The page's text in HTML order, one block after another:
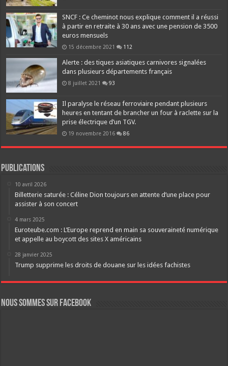
SNCF : Ce cheminot nous explique comment il a réussi
à partir en retraite à 30 ans avec une pension de 3500
euros mensuels
15 décembre 2021 112
Alerte : des tiques asiatiques carnivores signalées
dans plusieurs départements français
8 juillet 2021 93
Il paralyse le réseau ferroviaire pendant plusieurs
heures en tentant de brancher un four à raclette sur la
prise électrique d’un TGV.
19 novembre 2016 86
Publications
10 avril 2026
Billetterie saturée : Céline Dion toujours en attente d’une place pour
assister à son concert
4 mars 2025
Euroteube.com : L’Europe reprend en main sa souveraineté numérique
et appelle au boycott des sites X américains
28 janvier 2025
Trump supprime les droits de douane sur les idées fachistes
Nous sommes sur FaceBook